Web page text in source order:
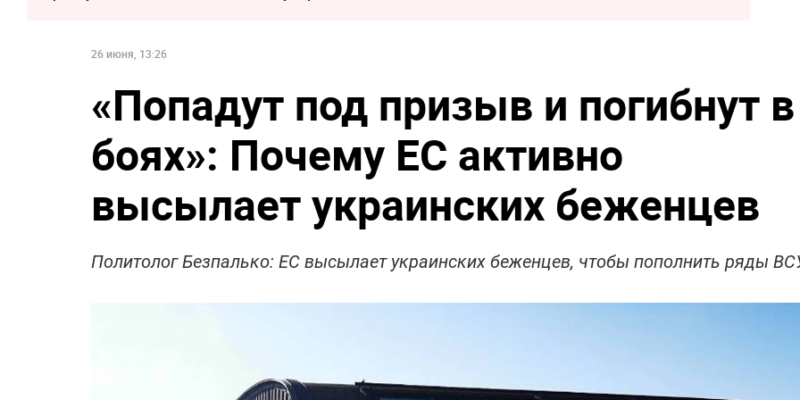
26 июня, 13:26
«Попадут под призыв и погибнут в
боях»: Почему ЕС активно
высылает украинских беженцев
Политолог Безпалько: ЕС высылает украинских беженцев, чтобы пополнить ряды